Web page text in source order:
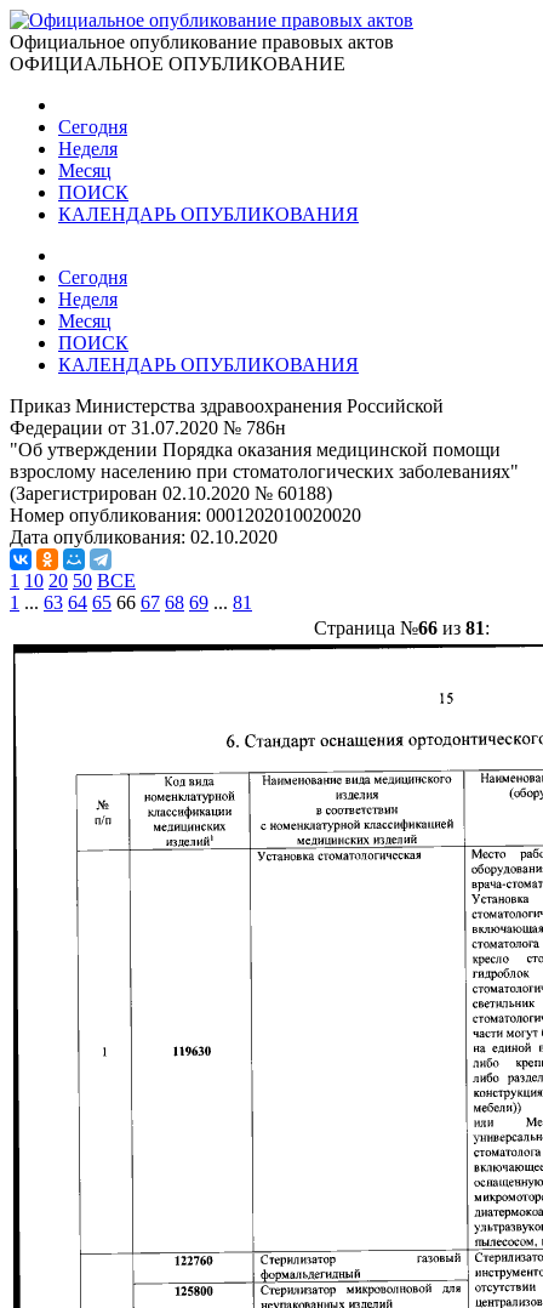
Официальное опубликование правовых актов
ОФИЦИАЛЬНОЕ ОПУБЛИКОВАНИЕ
Сегодня
Неделя
Месяц
ПОИСК
КАЛЕНДАРЬ ОПУБЛИКОВАНИЯ
Сегодня
Неделя
Месяц
ПОИСК
КАЛЕНДАРЬ ОПУБЛИКОВАНИЯ
Приказ Министерства здравоохранения Российской
Федерации от 31.07.2020 № 786н
"Об утверждении Порядка оказания медицинской помощи
взрослому населению при стоматологических заболеваниях"
(Зарегистрирован 02.10.2020 № 60188)
Номер опубликования: 0001202010020020
Дата опубликования: 02.10.2020
1 10 20 50 ВСЕ
1 ... 63 64 65 66 67 68 69 ... 81
Страница №66из 81: